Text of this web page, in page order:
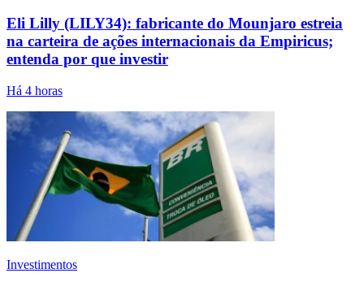
Eli Lilly (LILY34): fabricante do Mounjaro estreia
na carteira de ações internacionais da Empiricus;
entenda por que investir
Há 4 horas
Investimentos